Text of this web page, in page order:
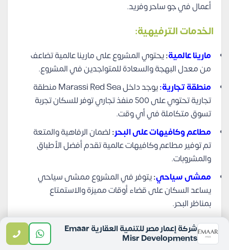
أعمال في جو ساحر وفريد.
الخدمات الترفيهية:
مارينا عالمية:يحتوي المشروع على مارينا عالمية تضاعف
من معدل البهجة والسعادة للمتواجدين في المشروع.
منطقة تجارية:
يوجد داخل Marassi Red Sea منطقة
تجارية تحتوي على 500 منفذ تجاري توفر للسكان تجربة
تسوق متكاملة في أي وقت.
مطاعم وكافيهات على البحر:لضمان الرفاهية والمتعة
تم توفير مطاعم وكافيهات عالمية تقدم أفضل الأطباق
والمشروبات.
ممشى سياحي:يتوفر في المشروع ممشى سياحي
يساعد السكان على قضاء أوقات مميزة والاستمتاع
بمناظر البحر.
رياضات مائية : يوفر مشروع إعمار البحر الأحمر مختلف
الرياضات المائية مثل مثل الغوض والتجديف وغيرها.
شركة إعمار مصر للتنمية العقارية Emaar
Misr Developments